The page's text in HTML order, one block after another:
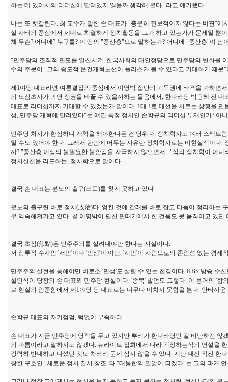
하는 데 있어서의 리더십에 달려있지 않을까 생각해 본다."라고 얘기했다.
나는 또 헷갈린다. 최 교수가 말한 손 대표가 "충분히 진보적이지 않다는 비판"
실 사태의 중심에서 제대로 치열하게 정치활동을 그가 하고 있는가가 문제일 뿐
체 무슨? 어디에? 누구를? 이 땅의 "중산층"으로 말하는가? 어디에 "중산층"이
"민주당의 조직적 면모를 일신시켜, 한국사회의 대안정당으로 민주당의 변화를
수의 주문이 "그의 중도적 온건개혁노선이 플러스가 될 수 있다고 기대하기 때문"
제1야당 대표라면 여론결집의 중심에서 이명박 집단의 기득권에 타격을 가하면
의 노심초사가 과연 정권을 바꿀 수 있을까하는 물음에서, 한나라당 박근혜 전
대표로 리더십까지 기대할 수 있겠는가 말이다. 1대 1로 대선을 치르는 상황을
성, 민주당 개혁에 달려있다"는 얘긴 특정 정치인 손학규의 리더십 부재인가? 아
민주당 처지가 한심하니 개혁을 해야한다든 건 당위다. 정치학자도 여러 스펙트
일 수도 있어야 한다. 그래서 관념에 머무는 사유란 정치학자로는 비현실적이다
까? "중산층 이상의 불필요한 불안감을 자극하지 않으면서..."식의 정치학이 아
정치실천을 리드하는, 정치학으로 말이다.
결국 손 대표는 분노의 출구(出口)를 찾지 못하고 있다
분노의 출구란 바로 정치(政治)다. 엉킨 것에 갈래를 바로 잡고 다듬어 정리하는
무 익숙해져가고 있다. 곧 이명박이 펼친 판때기에서 한 걸음도 못 움직이고 있단
결국 초점(焦點)은 민주주의를 살려내야만 한다는 사실이다.
저 상투적 수사인 '서민'이나 '민생'이 아닌, '시민'이 사람으로의 존엄성 있는 경
민주주의 실현을 통해야만 비로소 '민생'도 살릴 수 있는 첩경이다. KBS 방송 수
실인식이 당장의 손 대표와 민주당 현실이다. '종북' 발언도 그렇다. 이 용어의 '
로 현실의 엄중함에서 제1야당 당 대표로는 너무나 미치지 못함을 본다. 안타까운
손학규 대표의 자기점검, 턱없이 부족하다
손 대표가 지금 민주당에 당적을 두고 있지만 뿌리가 한나라당인 걸 비난하진
의 마름이라고 말하지도 않겠다. 뉴라이트 집회에서 나라 걱정하는식의 연설을
강력히 반대하고 나섰던 것도 차라리 문제 삼지 않을 수 있다. 지난 대선 직전
창한 구호인 "새로운 정치 질서 창조"와 "대통합의 밀알이 되겠다"는 그의 과거